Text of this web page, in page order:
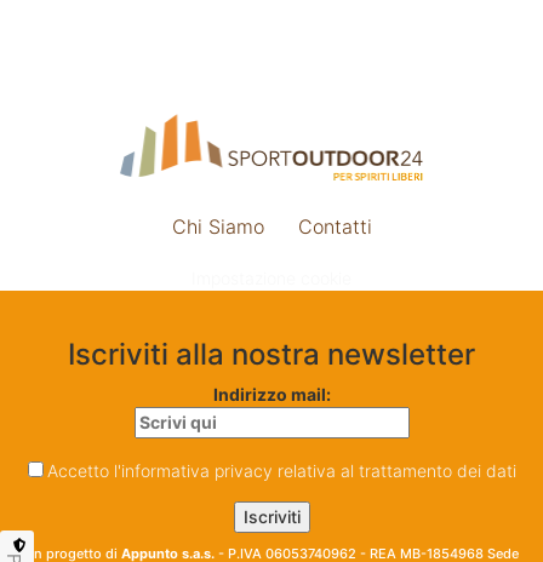
Chi Siamo Contatti
Iscriviti alla nostra newsletter
Indirizzo mail:
Accetto l'informativa privacy relativa al trattamento dei dati
Un progetto di Appunto s.a.s. - P.IVA 06053740962 - REA MB-1854968 Sede